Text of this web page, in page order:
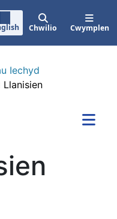
Chwilio Cwymplen
Iechyd
Llanisien